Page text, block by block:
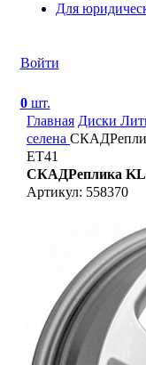
Для
Войти
0шт.
Главная Диски
селена
ET41
СКАДРеплика KL-
Артикул: 558370